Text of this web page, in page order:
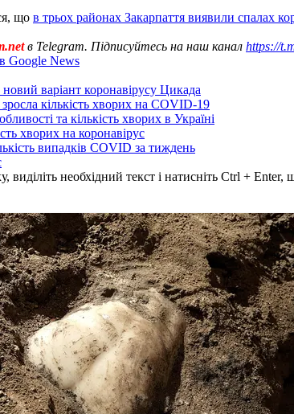
що в трьох районах Закарпаття виявили спалах
в Telegram. Підписуйтесь на наш канал https://
Google News
варіант коронавірусу Цикада
кількість хворих на COVID-19
та кількість хворих в Україні
хворих на коронавірус
випадків COVID за тиждень
необхідний текст і натисніть Ctrl +